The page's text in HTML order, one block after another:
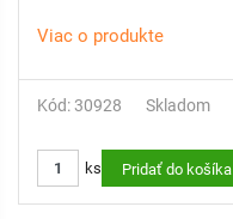
Viac o produkte
Kód: 30928 Skladom
ks Pridať do košíka